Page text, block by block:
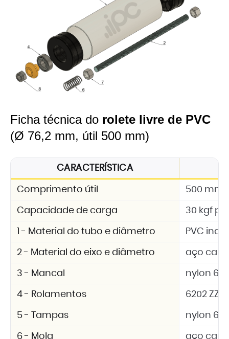
Ficha técnica do rolete livre de PVC
(Ø 76,2 mm, útil 500 mm)
CARACTERÍSTICA
Comprimento útil 500 mm
Capacidade de carga 30 kgf
1 - Material do tubo e diâmetro PVC
2 - Material do eixo e diâmetro aço
3 - Mancal nylon 6.6
4 - Rolamentos 6202 ZZ
5 - Tampas nylon 6.6
6 - Mola aço